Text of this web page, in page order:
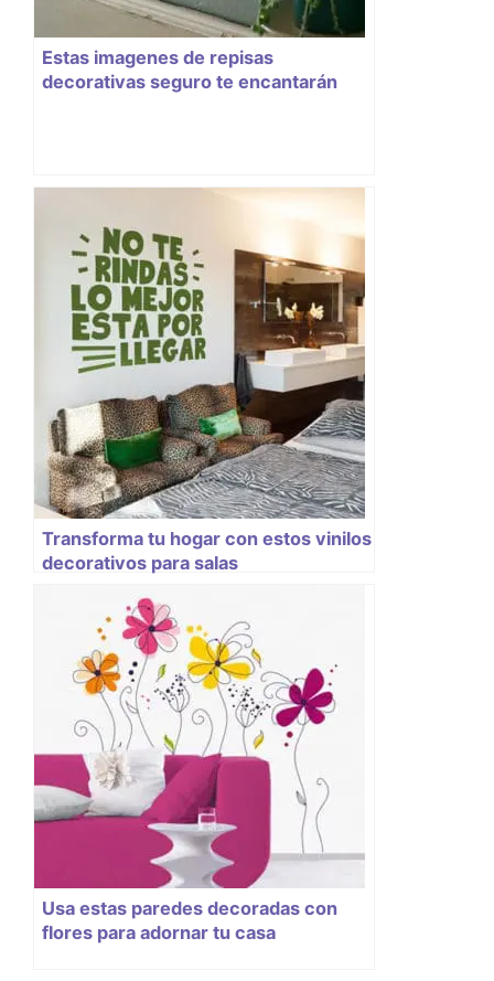
Estas imagenes de repisas
decorativas seguro te encantarán
Transforma tu hogar con estos vinilos
decorativos para salas
Usa estas paredes decoradas con
flores para adornar tu casa